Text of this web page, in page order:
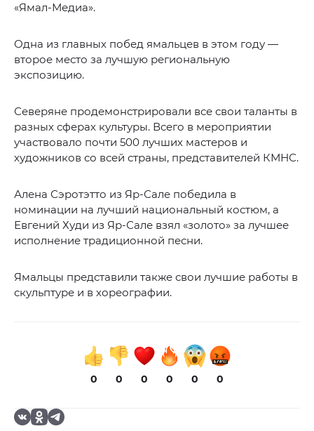
«Ямал-Медиа».
Одна из главных побед ямальцев в этом году —
второе место за лучшую региональную
экспозицию.
Северяне продемонстрировали все свои таланты в
разных сферах культуры. Всего в мероприятии
участвовало почти 500 лучших мастеров и
художников со всей страны, представителей КМНС.
Алена Сэротэтто из Яр-Сале победила в
номинации на лучший национальный костюм, а
Евгений Худи из Яр-Сале взял «золото» за лучшее
исполнение традиционной песни.
Ямальцы представили также свои лучшие работы в
скульптуре и в хореографии.
0 0 0 0 0 0